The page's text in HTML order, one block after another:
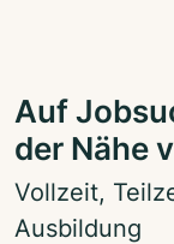
Auf
der Nähe
Vollzeit,
Ausbildung